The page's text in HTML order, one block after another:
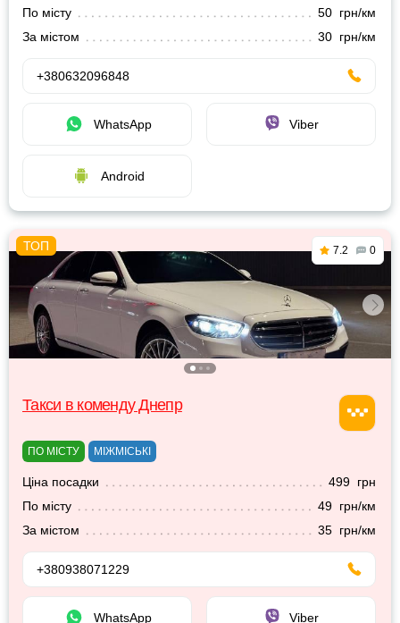
По місту
50 грн/км
За містом
30 грн/км
+380632096848
WhatsApp Viber
Android
7.2 0
Такси в коменду Днепр
ПО МІСТУ МІЖМІСЬКІ
Ціна посадки
499 грн
По місту
49 грн/км
За містом
35 грн/км
+380938071229
WhatsApp Viber